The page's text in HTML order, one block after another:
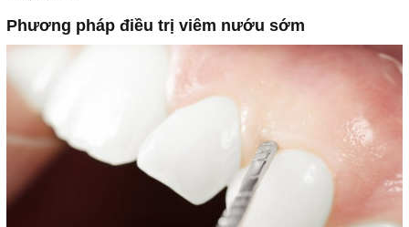
Phương pháp điều trị viêm nướu sớm